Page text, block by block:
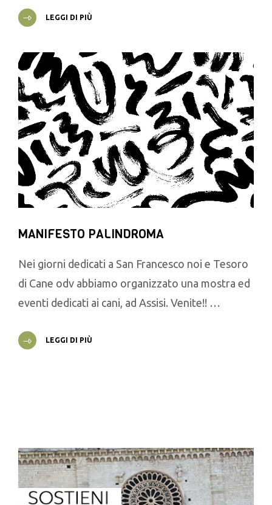
LEGGI DI PIÙ
MANIFESTO PALINDROMA
Nei giorni dedicati a San Francesco noi e Tesoro
di Cane odv abbiamo organizzato una mostra ed
eventi dedicati ai cani, ad Assisi. Venite!! …
LEGGI DI PIÙ